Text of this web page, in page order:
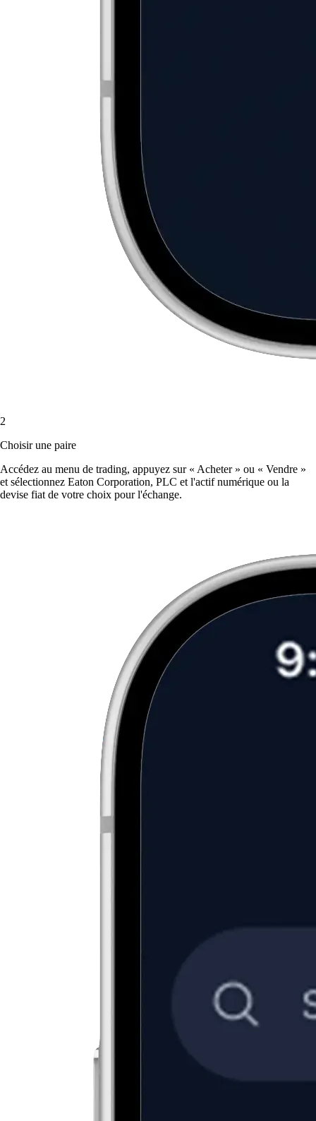
2
Choisir une paire
Accédez au menu de trading, appuyez sur « Acheter » ou « Vendre »
et sélectionnez Eaton Corporation, PLC et l'actif numérique ou la
devise fiat de votre choix pour l'échange.